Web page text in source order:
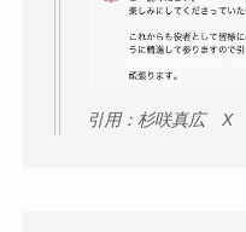
引用：杉咲真広 X